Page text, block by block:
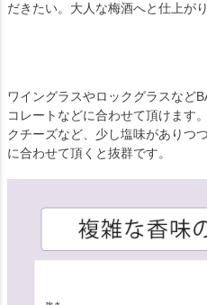
だきたい。大人な梅酒へと仕上がり
ワイングラスやロックグラスなど
コレートなどに合わせて頂けます
クチーズなど、少し塩味がありつ
に合わせて頂くと抜群です。